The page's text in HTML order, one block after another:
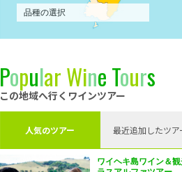
PopularWineTours
この地域へ行くワインツアー
人気のツアー 最近追加したツア
ワイヘキ島ワイン＆